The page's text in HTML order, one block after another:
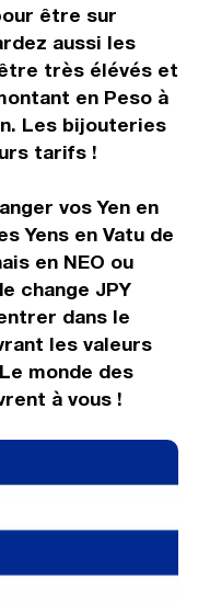
être sur
aussi les
très élévés et
en Peso à
Les bijouteries
tarifs !
vos Yen en
Yens en Vatu de
en NEO ou
change JPY
dans le
les valeurs
monde des
à vous !